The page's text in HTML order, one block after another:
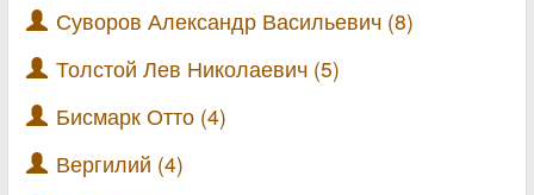
Суворов Александр Васильевич (8)
Толстой Лев Николаевич (5)
Бисмарк Отто (4)
Вергилий (4)